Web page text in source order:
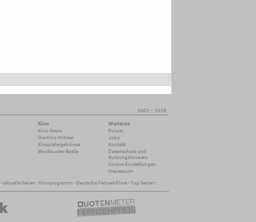
2002 – 2026
Kino
Kino-News
Die Kino-Kritiker
Einspielergebnisse
Blockbuster-Battle
Weiteres
Forum
Jobs
Kontakt
Datenschutz und
Nutzungshinweis
Cookie-Einstellungen
Impressum
•aktuelle Serien • Kinoprogramm • Deutsche Fernsehfilme •Top Serien •